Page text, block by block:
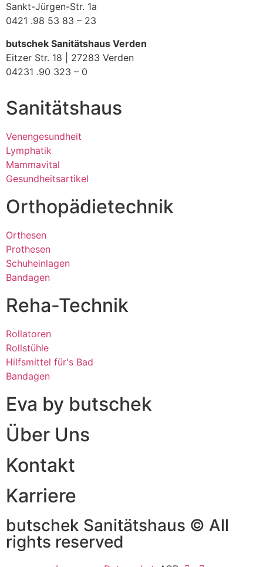
Sankt-Jürgen-Str. 1a
0421 .98 53 83 – 23
butschek Sanitätshaus Verden
Eitzer Str. 18 | 27283 Verden
04231 .90 323 – 0
Sanitätshaus
Venengesundheit
Lymphatik
Mammavital
Gesundheitsartikel
Orthopädietechnik
Orthesen
Prothesen
Schuheinlagen
Bandagen
Reha-Technik
Rollatoren
Rollstühle
Hilfsmittel für's Bad
Bandagen
Eva by butschek
Über Uns
Kontakt
Karriere
butschek Sanitätshaus © All
rights reserved